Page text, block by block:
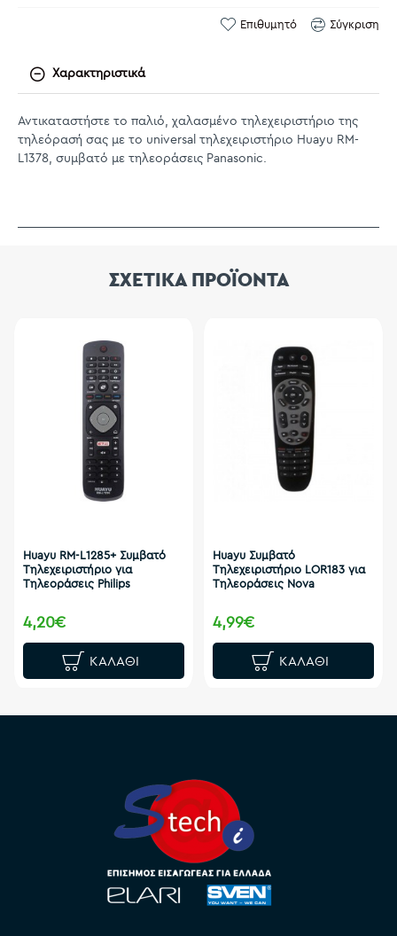
Επιθυμητό Σύγκριση
Χαρακτηριστικά
Αντικαταστήστε το παλιό, χαλασμένο τηλεχειριστήριο της
τηλεόρασή σας με το universal τηλεχειριστήριο Huayu RM-
L1378, συμβατό με τηλεοράσεις Panasonic.
ΣΧΕΤΙΚΑ ΠΡΟΪΟΝΤΑ
Huayu RM-L1285+ Συμβατό
Τηλεχειριστήριο για
Τηλεοράσεις Philips
4,20€
ΚΑΛΆΘΙ
Huayu Συμβατό
Τηλεχειριστήριο LOR183 για
Τηλεοράσεις Nova
4,99€
ΚΑΛΆΘΙ